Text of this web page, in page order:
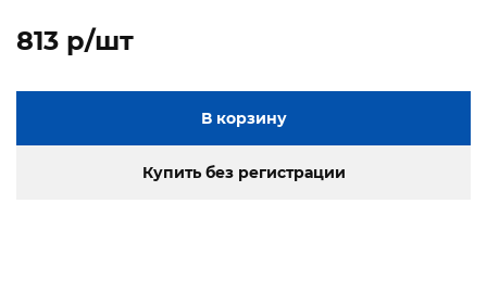
813 p/шт
В корзину
Купить без регистрации